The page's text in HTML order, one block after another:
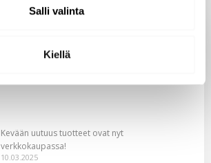
Salli valinta
Kiellä
Black Friday & cyber Monday 2025!
Kevään uutuus tuotteet ovat nyt
verkkokaupassa!
10.03.2025